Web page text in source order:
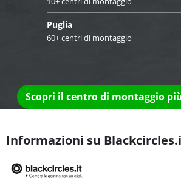
Puglia
60+ centri di montaggio
Scopri il centro di montaggio
Informazioni su